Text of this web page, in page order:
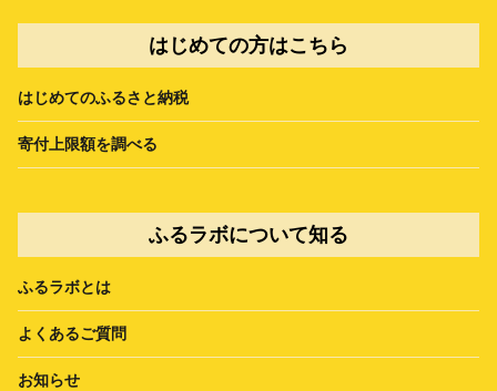
はじめての方はこちら
はじめてのふるさと納税
寄付上限額を調べる
ふるラボについて知る
ふるラボとは
よくあるご質問
お知らせ